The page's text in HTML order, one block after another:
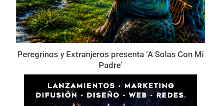
Peregrinos y Extranjeros presenta ‘A Solas Con Mi
Padre’